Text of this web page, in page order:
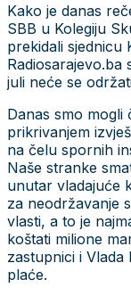
Kako je danas
SBB u Kolegiju
prekidali sjednicu
Radiosarajevo.ba
juli neće se
Danas smo mogli
prikrivanjem
na čelu spornih
Naše stranke
unutar vladajuće
za neodržavanje
vlasti, a to je
koštati milione
zastupnici i
plaće.